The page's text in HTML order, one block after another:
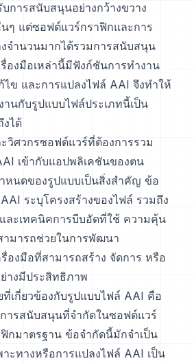
การสนับสนุนอย่างกว้างขวาง
ๆ แต่ซอฟต์แวร์กราฟิกและการ
จำนวนมากได้รวมการสนับสนุน
องมือเหล่านี้มีฟังก์ชันการทำงาน
ข และการแปลงไฟล์ AAI จึงทำให้
านกับรูปแบบไฟล์ประเภทนี้เป็น
งได้
ศวกรซอฟต์แวร์ที่ต้องการรวม
เข้ากับแอปพลิเคชันของตน
หนดของรูปแบบเป็นสิ่งสำคัญ ข้อ
ระบุโครงสร้างของไฟล์ รวมถึง
ละเทคนิคการบีบอัดที่ใช้ ความคุ้น
มารถช่วยในการพัฒนา
องมือที่สามารถสร้าง จัดการ หรือ
างมีประสิทธิภาพ
เกี่ยวข้องกับรูปแบบไฟล์ AAI คือ
ารสนับสนุนที่จำกัดในซอฟต์แวร์
กมาตรฐาน ข้อจำกัดนี้มักจำเป็น
าะทางหรือการแปลงไฟล์ AAI เป็น